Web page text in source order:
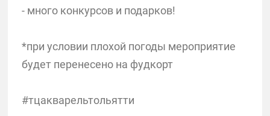
- много конкурсов и подарков!
*при условии плохой погоды мероприятие
будет перенесено на фудкорт
#тцакварельтольятти